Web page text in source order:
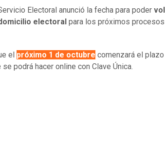
Electoral anunció la fecha para poder
electoral para los próximos procesos
el próximo 1 de octubre comenzará el
podrá hacer online con Clave Única.